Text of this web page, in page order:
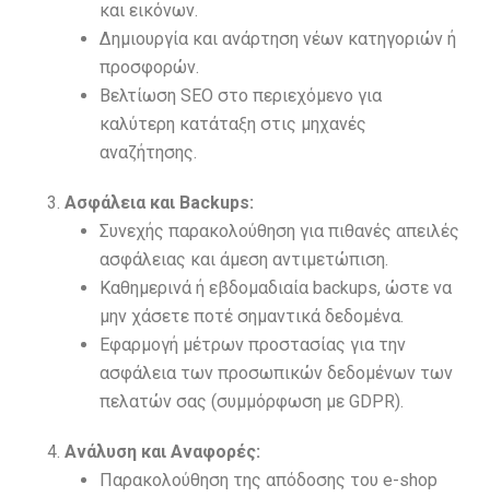
και εικόνων.
Δημιουργία και ανάρτηση νέων κατηγοριών ή
προσφορών.
Βελτίωση SEO στο περιεχόμενο για
καλύτερη κατάταξη στις μηχανές
αναζήτησης.
Ασφάλεια και Backups:
Συνεχής παρακολούθηση για πιθανές απειλές
ασφάλειας και άμεση αντιμετώπιση.
Καθημερινά ή εβδομαδιαία backups, ώστε να
μην χάσετε ποτέ σημαντικά δεδομένα.
Εφαρμογή μέτρων προστασίας για την
ασφάλεια των προσωπικών δεδομένων των
πελατών σας (συμμόρφωση με GDPR).
Ανάλυση και Αναφορές:
Παρακολούθηση της απόδοσης του e-shop